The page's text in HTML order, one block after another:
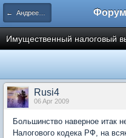
← Андреевка
Имущественный налоговый
Rusi4
06 Apr 2009
Большинство наверное итак
Налогового кодека РФ, на